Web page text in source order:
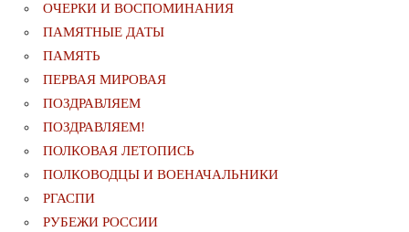
ОЧЕРКИ И ВОСПОМИНАНИЯ
ПАМЯТНЫЕ ДАТЫ
ПАМЯТЬ
ПЕРВАЯ МИРОВАЯ
ПОЗДРАВЛЯЕМ
ПОЗДРАВЛЯЕМ!
ПОЛКОВАЯ ЛЕТОПИСЬ
ПОЛКОВОДЦЫ И ВОЕНАЧАЛЬНИКИ
РГАСПИ
РУБЕЖИ РОССИИ